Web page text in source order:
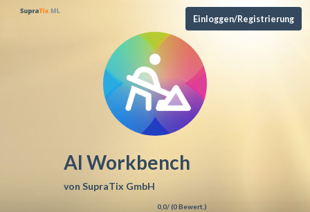
Einloggen/Registrierung
AI Workbench
vonSupraTix GmbH
0,0/ (0Bewert.)